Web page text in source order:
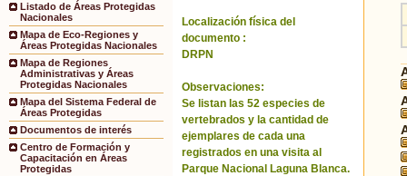
Listado de Áreas Protegidas
Nacionales
Mapa de Eco-Regiones y
Áreas Protegidas Nacionales
Mapa de Regiones
Administrativas y Áreas
Protegidas Nacionales
Mapa del Sistema Federal de
Áreas Protegidas
Documentos de interés
Centro de Formación y
Capacitación en Áreas
Protegidas
Localización física del
documento :
DRPN
Observaciones:
Se listan las 52 especies de
vertebrados y la cantidad de
ejemplares de cada una
registrados en una visita al
Parque Nacional Laguna Blanca.